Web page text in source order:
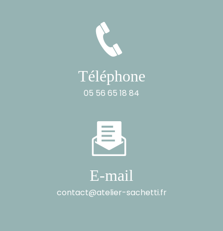
Téléphone
05 56 65 18 84
E-mail
contact@atelier-sachetti.fr